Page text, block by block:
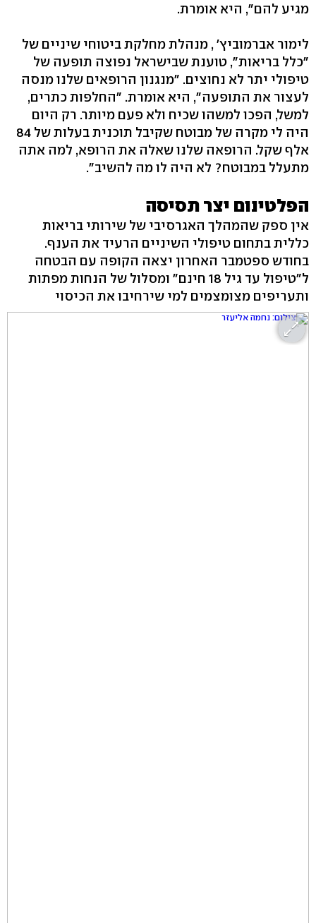
מגיע להם‭,"‬ היא אומרת.
לימור אברמוביץ' , מנהלת מחלקת ביטוחי שיניים של
"כלל בריאות‭,"‬ טוענת שבישראל נפוצה תופעה של
טיפולי יתר לא נחוצים. "מנגנון הרופאים שלנו מנסה
לעצור את התופעה‭,"‬ היא אומרת. "החלפות כתרים,
למשל, הפכו למשהו שכיח ולא פעם מיותר. רק היום
היה לי מקרה של מבוטח שקיבל תוכנית בעלות של 84
אלף שקל. הרופאה שלנו שאלה את הרופא, למה אתה
מתעלל במבוטח? לא היה לו מה להשיב‭."‬
הפלטינום יצר תסיסה
אין ספק שהמהלך האגרסיבי של שירותי בריאות
כללית בתחום טיפולי השיניים הרעיד את הענף.
בחודש ספטמבר האחרון יצאה הקופה עם הבטחה
ל"טיפול עד גיל 18 חינם" ומסלול של הנחות מפתות
ותעריפים מצומצמים למי שירחיבו את הכיסוי